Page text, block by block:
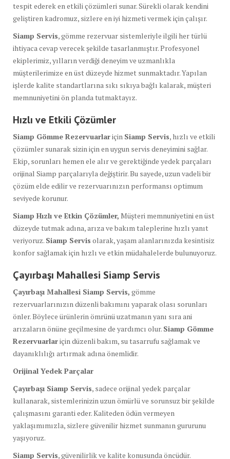
tespit ederek en etkili çözümleri sunar. Sürekli olarak kendini
geliştiren kadromuz, sizlere en iyi hizmeti vermek için çalışır.
Siamp Servis, gömme rezervuar sistemleriyle ilgili her türlü
ihtiyaca cevap verecek şekilde tasarlanmıştır. Profesyonel
ekiplerimiz, yılların verdiği deneyim ve uzmanlıkla
müşterilerimize en üst düzeyde hizmet sunmaktadır. Yapılan
işlerde kalite standartlarına sıkı sıkıya bağlı kalarak, müşteri
memnuniyetini ön planda tutmaktayız.
Hızlı ve Etkili Çözümler
Siamp Gömme Rezervuarlariçin Siamp Servis, hızlı ve etkili
çözümler sunarak sizin için en uygun servis deneyimini sağlar.
Ekip, sorunları hemen ele alır ve gerektiğinde yedek parçaları
orijinal Siamp parçalarıyla değiştirir. Bu sayede, uzun vadeli bir
çözüm elde edilir ve rezervuarınızın performansı optimum
seviyede korunur.
Siamp Hızlı ve Etkin Çözümler, Müşteri memnuniyetini en üst
düzeyde tutmak adına, arıza ve bakım taleplerine hızlı yanıt
veriyoruz. Siamp Servis olarak, yaşam alanlarınızda kesintisiz
konfor sağlamak için hızlı ve etkin müdahalelerde bulunuyoruz.
Çayırbaşı Mahallesi Siamp Servis
Çayırbaşı Mahallesi Siamp Servis, gömme
rezervuarlarınızın düzenli bakımını yaparak olası sorunları
önler. Böylece ürünlerin ömrünü uzatmanın yanı sıra ani
arızaların önüne geçilmesine de yardımcı olur. Siamp Gömme
Rezervuarlariçin düzenli bakım, su tasarrufu sağlamak ve
dayanıklılığı artırmak adına önemlidir.
Orijinal Yedek Parçalar
Çayırbaşı Siamp Servis, sadece orijinal yedek parçalar
kullanarak, sistemlerinizin uzun ömürlü ve sorunsuz bir şekilde
çalışmasını garanti eder. Kaliteden ödün vermeyen
yaklaşımımızla, sizlere güvenilir hizmet sunmanın gururunu
yaşıyoruz.
Siamp Servis, güvenilirlik ve kalite konusunda öncüdür.